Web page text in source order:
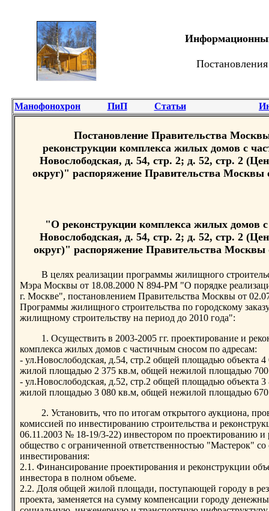
Манофонохрон ПиП Статьи
Постановление Правительства
реконструкции комплекса жилых домов с
Новослободская, д. 54, стр. 2; д. 52, стр. 2
округ)" распоряжение Правительства Москвы
"О реконструкции комплекса жилых домов
Новослободская, д. 54, стр. 2; д. 52, стр. 2
округ)" распоряжение Правительства
В целях реализации программы жилищного
Мэра Москвы от 18.08.2000 N 894-РМ "О порядке
г. Москве", постановлением Правительства Москвы от
Программы жилищного строительства по городскому
жилищному строительству на период до 2010 года":
1. Осуществить в 2003-2005 гг. проектирование и
комплекса жилых домов с частичным сносом по адресам:
- ул.Новослободская, д.54, стр.2 общей площадью объекта
жилой площадью 2 375 кв.м, общей нежилой площадью
- ул.Новослободская, д.52, стр.2 общей площадью объекта
жилой площадью 3 080 кв.м, общей нежилой площадью
2. Установить, что по итогам открытого аукциона,
комиссией по инвестированию строительства и
06.11.2003 № 18-19/3-22) инвестором по проектированию и
общество с ограниченной ответственностью "Мастерок"
инвестирования:
2.1. Финансирование проектирования и реконструкции
инвестора в полном объеме.
2.2. Доля общей жилой площади, поступающей городу в
проекта, заменяется на сумму компенсации городу